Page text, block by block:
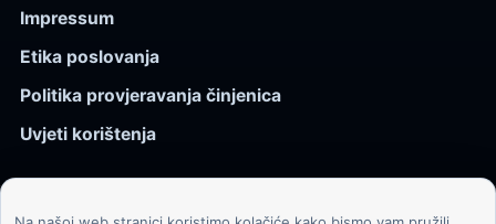
Impressum
Etika poslovanja
Politika provjeravanja činjenica
Uvjeti korištenja